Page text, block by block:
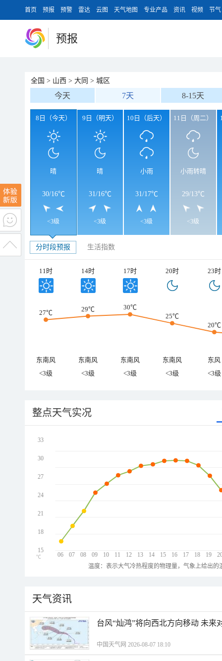
首页 预报 预警 雷达 云图 天气地图 专业产品 资讯 视频 节气
预报
全国 > 山西 > 大同 > 城区
今天 7天 8-15天
8日（今天）
晴
30/16℃
<3级
9日（明天）
晴
31/16℃
<3级
10日（后天）
小雨
31/17℃
<3级
11日（周二）
小雨转晴
29/13℃
<3级
分时段预报 生活指数
11时 14时 17时 20时 23时
27℃ 29℃
30℃
25℃
20℃
东南风 东南风 东南风 东南风
东风
<3级
<3级 <3级 <3级 <3级
整点天气实况
06 07 08 09 10 11 12 13 14 15 16 17 18 19
33
30
27
24
21
18
15
℃
温度：表示大气冷热程度的物理量，气象上给出
天气资讯
台风“灿鸿”将向西北方向移动 未来
中国天气网 2026-08-07 18:10